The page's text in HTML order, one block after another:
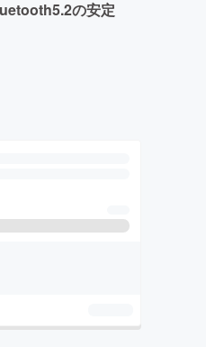
の安定